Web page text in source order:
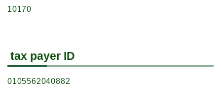
10170
tax payer ID
0105562040882